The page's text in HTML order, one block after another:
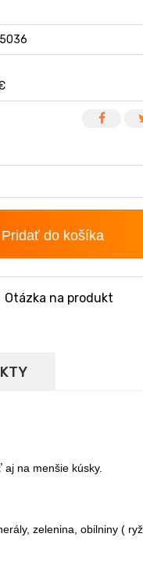
Pridať do košíka
Otázka na produkt
aj na menšie kúsky.
zelenina, obilniny (